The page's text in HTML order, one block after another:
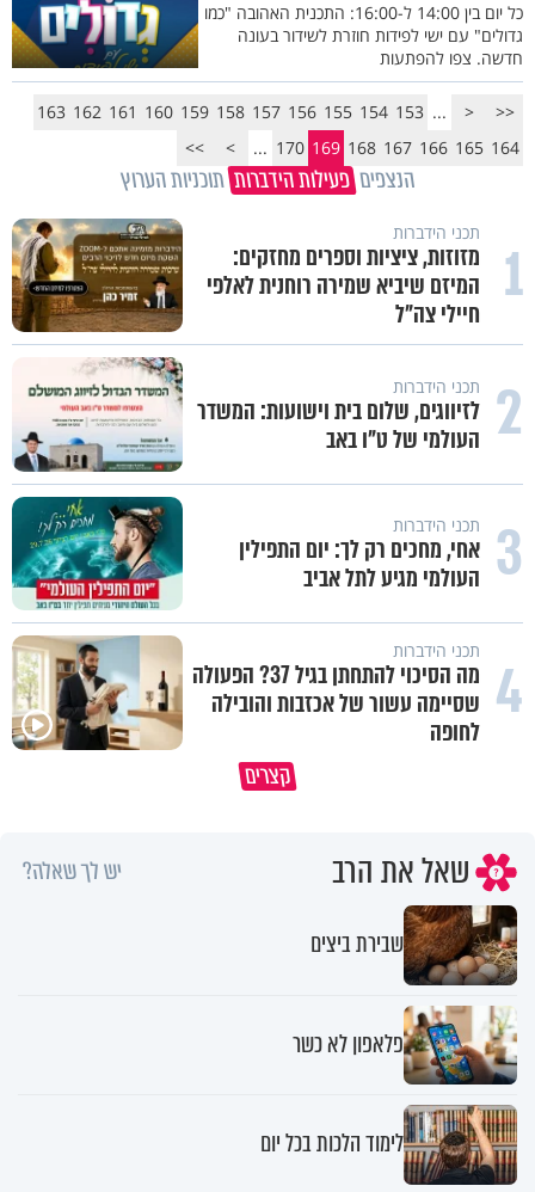
כל יום בין 14:00 ל-16:00: התכנית האהובה "כמו
גדולים" עם ישי לפידות חוזרת לשידור בעונה
חדשה. צפו להפתעות
<<
<
...
153
154
155
156
157
158
159
160
161
162
163
164
165
166
167
168
169
170
...
>
>>
הנצפים פעילות הידברות תוכניות הערוץ
1 תכני הידברות
מזוזות, ציציות וספרים מחזקים:
המיזם שיביא שמירה רוחנית לאלפי
חיילי צה"ל
2 תכני הידברות
לזיווגים, שלום בית וישועות: המשדר
העולמי של ט"ו באב
3 תכני הידברות
אחי, מחכים רק לך: יום התפילין
העולמי מגיע לתל אביב
4 תכני הידברות
מה הסיכוי להתחתן בגיל 37? הפעולה
שסיימה עשור של אכזבות והובילה
לחופה
קצרים
שאל את הרב יש לך שאלה?
שבירת ביצים
פלאפון לא כשר
לימוד הלכות בכל יום